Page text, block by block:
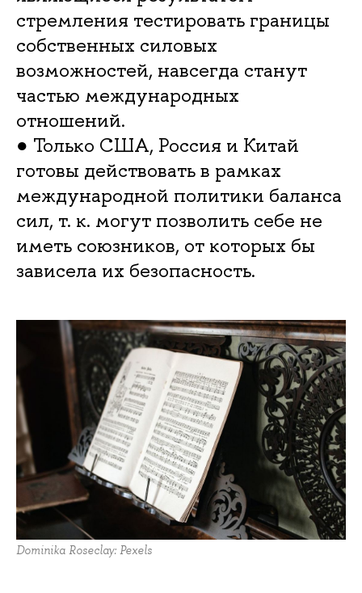
стремления тестировать границы
собственных силовых
возможностей, навсегда станут
частью международных
отношений.
● Только США, Россия и Китай
готовы действовать в рамках
международной политики баланса
сил, т. к. могут позволить себе не
иметь союзников, от которых бы
зависела их безопасность.
Dominika Roseclay: Pexels